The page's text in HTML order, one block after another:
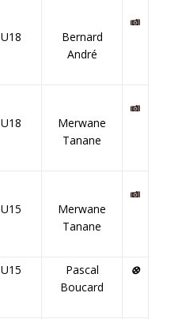
U18
Bernard
André
U18
Merwane
Tanane
U15
Merwane
Tanane
U15
Pascal
Boucard
⊗